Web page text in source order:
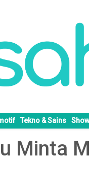
Tekno & Sains
Minta